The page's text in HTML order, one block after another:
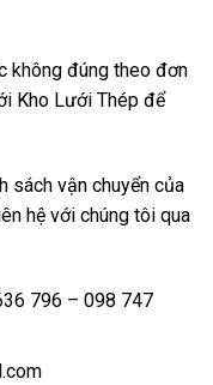
không đúng theo đơn
Kho Lưới Thép để
sách vận chuyển của
hệ với chúng tôi qua
796 – 098 747